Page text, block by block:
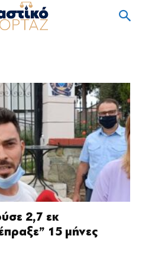
2,7 εκ
15 μήνες